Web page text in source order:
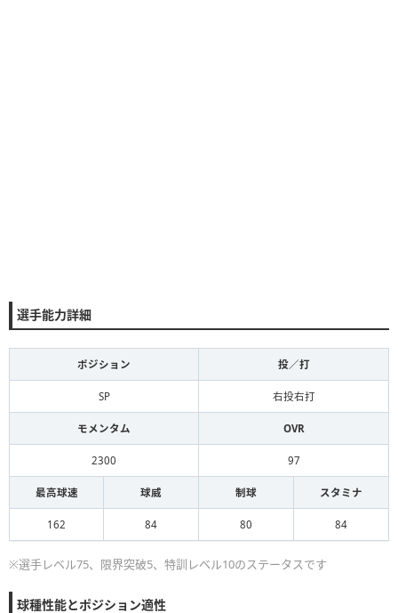
選手能力詳細
ポジション 投／打
SP 右投右打
モメンタム OVR
2300 97
最高球速 球威 制球 スタミナ
162 84 80 84
※選手レベル75、限界突破5、特訓レベル10のステータスです
球種性能とポジション適性